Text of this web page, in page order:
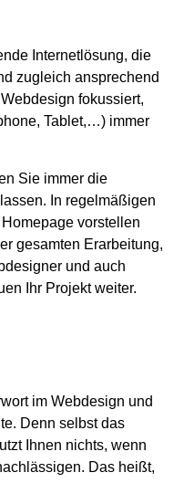
Internetlösung, die
zugleich ansprechend
fokussiert,
Tablet,…) immer
Sie immer die
In regelmäßigen
vorstellen
gesamten Erarbeitung,
und auch
Ihr Projekt weiter.
im Webdesign und
Denn selbst das
Ihnen nichts, wenn
Das heißt,